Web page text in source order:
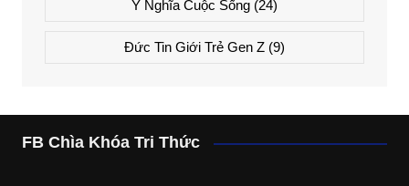
Ý Nghĩa Cuộc Sống(24)
Đức Tin Giới Trẻ Gen Z(9)
FB Chìa Khóa Tri Thức